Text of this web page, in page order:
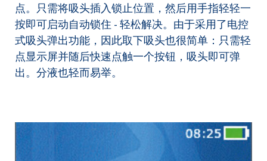
点。只需将吸头插入锁止位置，然后用手指轻轻一
按即可启动自动锁住 - 轻松解决。由于采用了电控
式吸头弹出功能，因此取下吸头也很简单：只需轻
点显示屏并随后快速点触一个按钮，吸头即可弹
出。分液也轻而易举。